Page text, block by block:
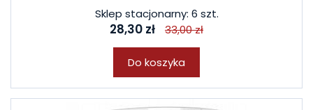
Sklep stacjonarny: 6 szt.
28,30 zł 33,00 zł
Do koszyka